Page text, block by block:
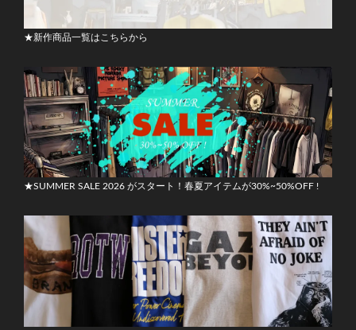
★新作商品一覧はこちらから
★SUMMER SALE 2026 がスタート！春夏アイテムが30%~50%OFF !